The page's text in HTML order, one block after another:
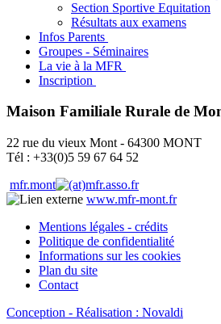
Section Sportive Equitation
Résultats aux examens
Infos Parents
Groupes - Séminaires
La vie à la MFR
Inscription
Maison Familiale Rurale de
22 rue du vieux Mont - 64300 MONT
Tél : +33(0)5 59 67 64 52
mfr.mont
mfr.asso.fr
www.mfr-mont.fr
Mentions légales - crédits
Politique de confidentialité
Informations sur les cookies
Plan du site
Contact
Conception - Réalisation : Novaldi